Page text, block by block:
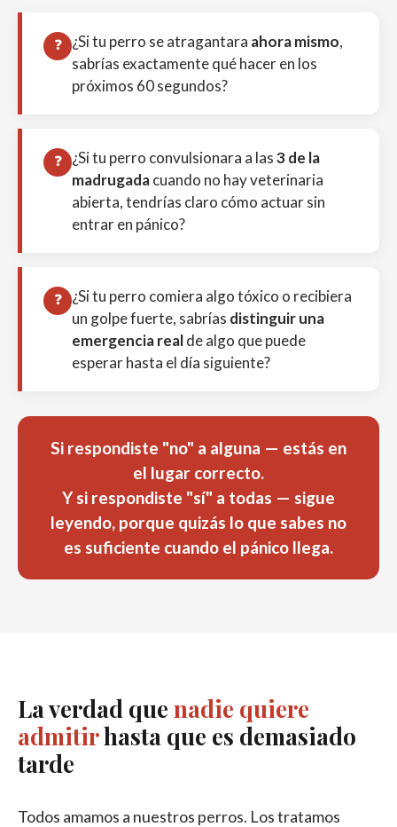
❓ ¿Si tu perro se atragantara ahora mismo,
sabrías exactamente qué hacer en los
próximos 60 segundos?
❓ ¿Si tu perro convulsionara a las3 de la
madrugadacuando no hay veterinaria
abierta, tendrías claro cómo actuar sin
entrar en pánico?
❓
¿Si tu perro comiera algo tóxico o recibiera
un golpe fuerte, sabrías distinguir una
emergencia realde algo que puede
esperar hasta el día siguiente?
Si respondiste "no" a alguna — estás en
el lugar correcto.
Y si respondiste "sí" a todas — sigue
leyendo, porque quizás lo que sabes no
es suficiente cuando el pánico llega.
La verdad que nadie quiere
admitirhasta que es demasiado
tarde
Todos amamos a nuestros perros. Los tratamos